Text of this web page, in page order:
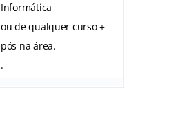
Informática
ou de qualquer curso +
pós na área.
.